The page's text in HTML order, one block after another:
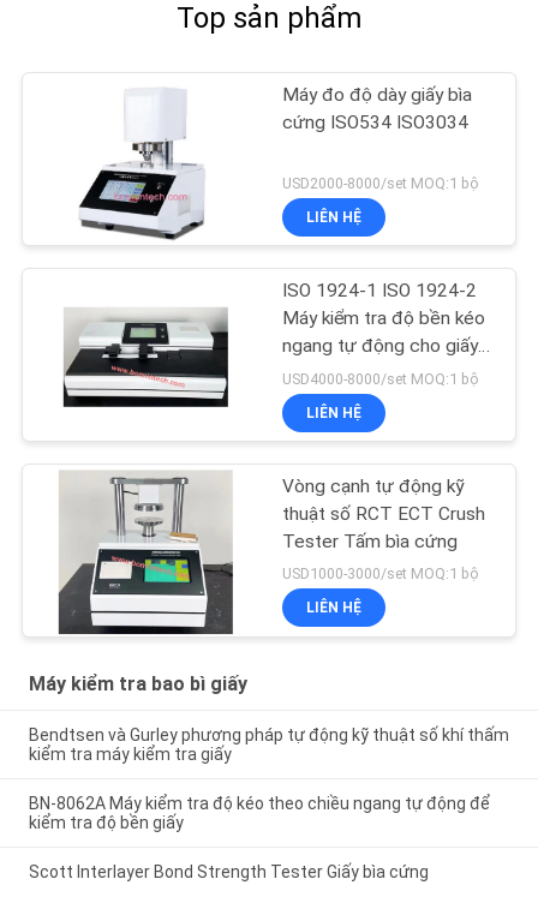
Top sản phẩm
Máy đo độ dày giấy bìa
cứng ISO534 ISO3034
USD2000-8000/set MOQ:1 bộ
LIÊN HỆ
ISO 1924-1 ISO 1924-2
Máy kiểm tra độ bền kéo
ngang tự động cho giấy
Tissue
USD4000-8000/set MOQ:1 bộ
LIÊN HỆ
Vòng cạnh tự động kỹ
thuật số RCT ECT Crush
Tester Tấm bìa cứng
USD1000-3000/set MOQ:1 bộ
LIÊN HỆ
Máy kiểm tra bao bì giấy
Bendtsen và Gurley phương pháp tự động kỹ thuật số khí thấm
kiểm tra máy kiểm tra giấy
BN-8062A Máy kiểm tra độ kéo theo chiều ngang tự động để
kiểm tra độ bền giấy
Scott Interlayer Bond Strength Tester Giấy bìa cứng